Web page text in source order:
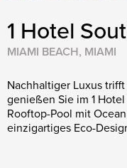
1 Hotel
MIAMI BEACH, MIAMI
Nachhaltiger Luxus
genießen Sie im 1
Rooftop-Pool mit
einzigartiges Eco-